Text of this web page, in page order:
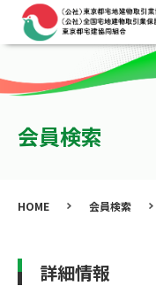
会員検索
HOME 会員検索
詳細情報